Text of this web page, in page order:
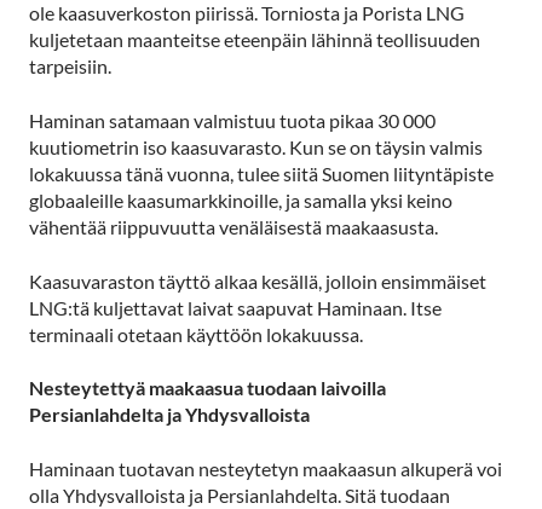
ole kaasuverkoston piirissä. Torniosta ja Porista LNG
kuljetetaan maanteitse eteenpäin lähinnä teollisuuden
tarpeisiin.
Haminan satamaan valmistuu tuota pikaa 30 000
kuutiometrin iso kaasuvarasto. Kun se on täysin valmis
lokakuussa tänä vuonna, tulee siitä Suomen liityntäpiste
globaaleille kaasumarkkinoille, ja samalla yksi keino
vähentää riippuvuutta venäläisestä maakaasusta.
Kaasuvaraston täyttö alkaa kesällä, jolloin ensimmäiset
LNG:tä kuljettavat laivat saapuvat Haminaan. Itse
terminaali otetaan käyttöön lokakuussa.
Nesteytettyä maakaasua tuodaan laivoilla
Persianlahdelta ja Yhdysvalloista
Haminaan tuotavan nesteytetyn maakaasun alkuperä voi
olla Yhdysvalloista ja Persianlahdelta. Sitä tuodaan